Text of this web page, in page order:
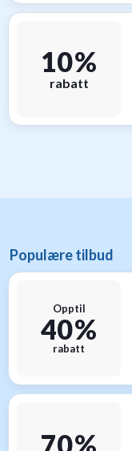
10 %
rabatt
Populære tilbud
Opptil
40 %
rabatt
70 %